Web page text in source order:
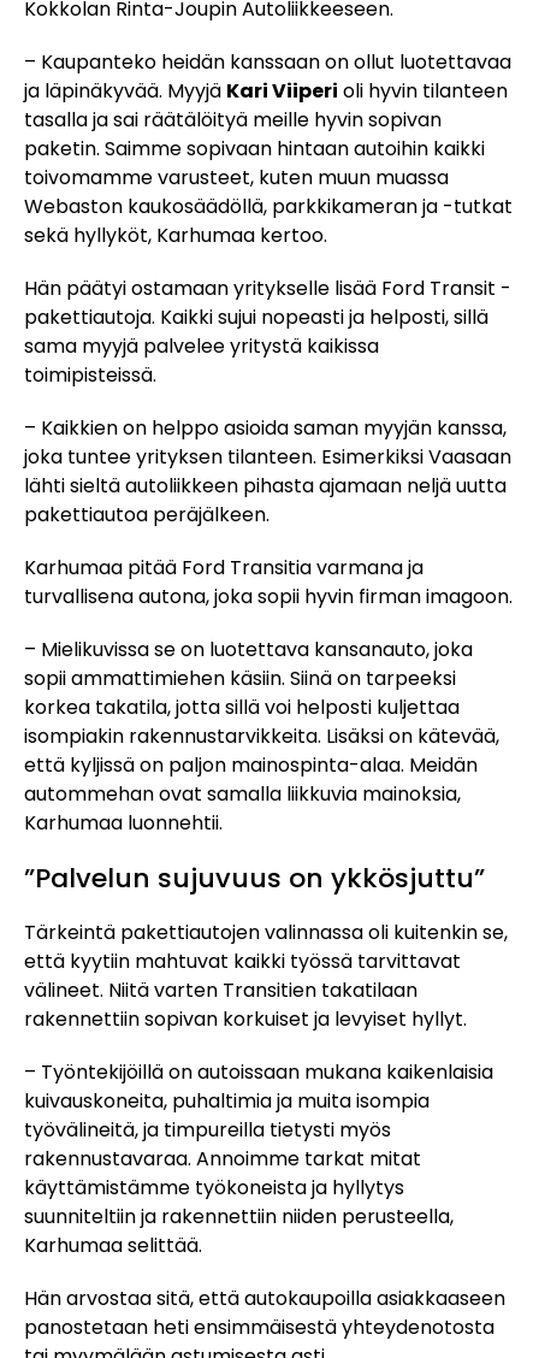
Kokkolan Rinta-Joupin Autoliikkeeseen.
– Kaupanteko heidän kanssaan on ollut luotettavaa
ja läpinäkyvää. Myyjä Kari Viiperi oli hyvin tilanteen
tasalla ja sai räätälöityä meille hyvin sopivan
paketin. Saimme sopivaan hintaan autoihin kaikki
toivomamme varusteet, kuten muun muassa
Webaston kaukosäädöllä, parkkikameran ja -tutkat
sekä hyllyköt, Karhumaa kertoo.
Hän päätyi ostamaan yritykselle lisää Ford Transit -
pakettiautoja. Kaikki sujui nopeasti ja helposti, sillä
sama myyjä palvelee yritystä kaikissa
toimipisteissä.
– Kaikkien on helppo asioida saman myyjän kanssa,
joka tuntee yrityksen tilanteen. Esimerkiksi Vaasaan
lähti sieltä autoliikkeen pihasta ajamaan neljä uutta
pakettiautoa peräjälkeen.
Karhumaa pitää Ford Transitia varmana ja
turvallisena autona, joka sopii hyvin firman imagoon.
– Mielikuvissa se on luotettava kansanauto, joka
sopii ammattimiehen käsiin. Siinä on tarpeeksi
korkea takatila, jotta sillä voi helposti kuljettaa
isompiakin rakennustarvikkeita. Lisäksi on kätevää,
että kyljissä on paljon mainospinta-alaa. Meidän
autommehan ovat samalla liikkuvia mainoksia,
Karhumaa luonnehtii.
”Palvelun sujuvuus on ykkösjuttu”
Tärkeintä pakettiautojen valinnassa oli kuitenkin se,
että kyytiin mahtuvat kaikki työssä tarvittavat
välineet. Niitä varten Transitien takatilaan
rakennettiin sopivan korkuiset ja levyiset hyllyt.
– Työntekijöillä on autoissaan mukana kaikenlaisia
kuivauskoneita, puhaltimia ja muita isompia
työvälineitä, ja timpureilla tietysti myös
rakennustavaraa. Annoimme tarkat mitat
käyttämistämme työkoneista ja hyllytys
suunniteltiin ja rakennettiin niiden perusteella,
Karhumaa selittää.
Hän arvostaa sitä, että autokaupoilla asiakkaaseen
panostetaan heti ensimmäisestä yhteydenotosta